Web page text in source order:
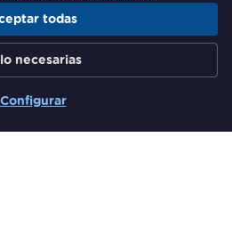
todas
necesarias
Configurar